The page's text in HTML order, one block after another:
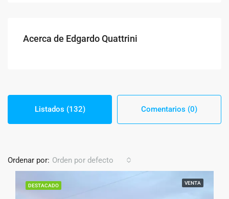
Acerca de Edgardo Quattrini
Listados (132) Comentarios (0)
Ordenar por: Orden por defecto
DESTACADO VENTA